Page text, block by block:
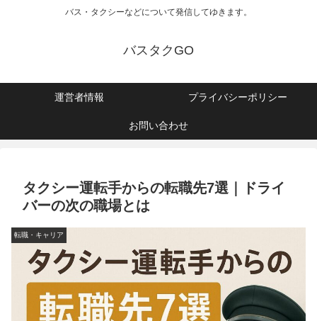
バス・タクシーなどについて発信してゆきます。
バスタクGO
運営者情報 プライバシーポリシー
お問い合わせ
タクシー運転手からの転職先7選｜ドライ
バーの次の職場とは
転職・キャリア